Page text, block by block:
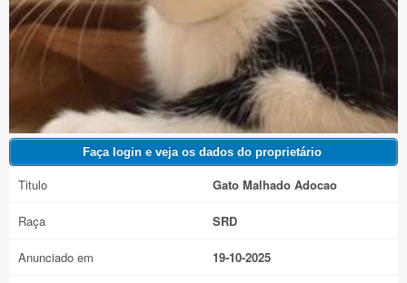
Titulo Gato Malhado Adocao
Raça SRD
Anunciado em 19-10-2025